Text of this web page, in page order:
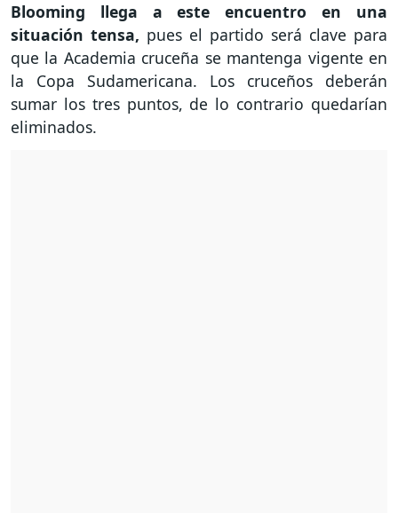
Blooming llega a este encuentro en una
situación tensa, pues el partido será clave para
que la Academia cruceña se mantenga vigente en
la Copa Sudamericana. Los cruceños deberán
sumar los tres puntos, de lo contrario quedarían
eliminados.